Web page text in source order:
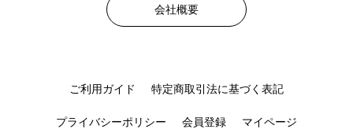
会社概要
ご利用ガイド 特定商取引法に基づく表記
プライバシーポリシー 会員登録 マイページ